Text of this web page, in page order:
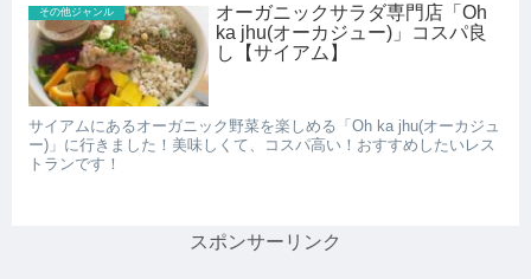
その他ジャンル
オーガニックサラダ専門店「Oh
ka jhu(オーカジュー)」コスパ良
し【サイアム】
サイアムにあるオーガニック野菜を楽しめる「Oh ka jhu(オーカジュ
ー)」に行きました！美味しくて、コスパ高い！おすすめしたいレス
トランです！
スポンサーリンク